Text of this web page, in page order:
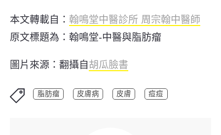
本文轉載自： 翰鳴堂中醫診所 周宗翰中醫師
原文標題為：翰鳴堂-中醫與脂肪瘤
圖片來源：翻攝自 胡瓜臉書
脂肪瘤 皮膚病 皮膚 痘痘